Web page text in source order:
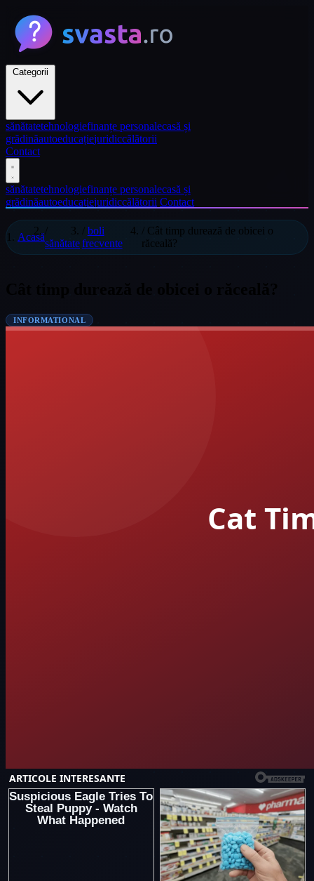
sănătatetehnologiefinanțe personalecasă și
grădinăautoeducațiejuridiccălătorii
Contact
sănătatetehnologiefinanțe personalecasă și
grădinăautoeducațiejuridiccălătorii Contact
Acasă
sănătate
/ boli
frecvente
/ Cât timp durează de obicei o
răceală?
INFORMATIONAL